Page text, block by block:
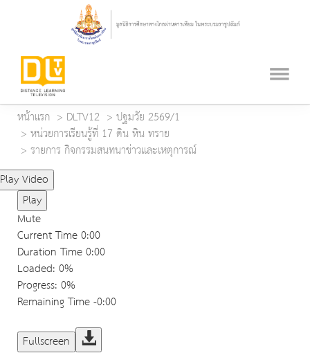
หน้าแรก DLTV12
ปฐมวัย 2569/1
หน่วยการเรียนรู้ที่ 17 ดิน หิน ทราย
รายการ กิจกรรมสนทนาข่าวและเหตุการณ์
Play Video
Play
Mute
Current Time0:00
Duration Time0:00
Loaded: 0%
Progress: 0%
Remaining Time-0:00
Fullscreen